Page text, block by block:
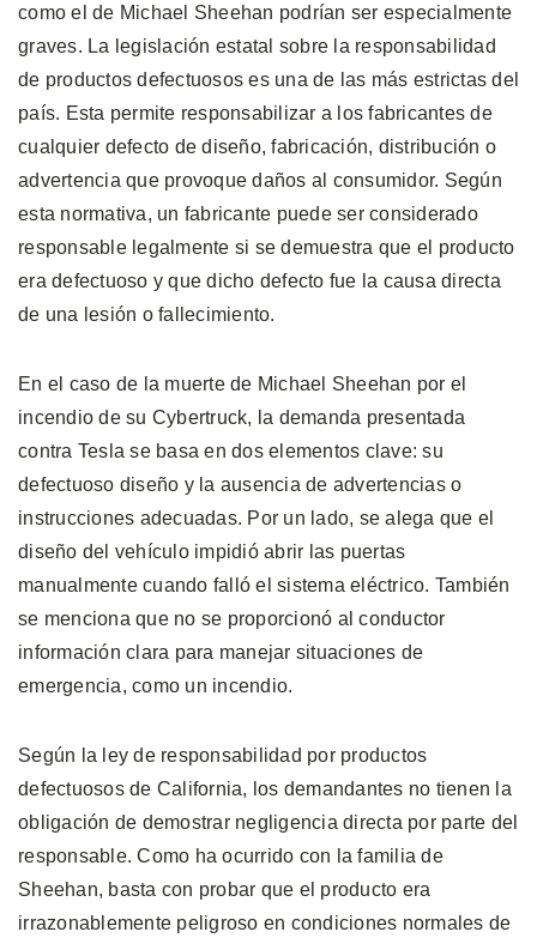
como el de Michael Sheehan podrían ser especialmente
graves. La legislación estatal sobre la responsabilidad
de productos defectuosos es una de las más estrictas del
país. Esta permite responsabilizar a los fabricantes de
cualquier defecto de diseño, fabricación, distribución o
advertencia que provoque daños al consumidor. Según
esta normativa, un fabricante puede ser considerado
responsable legalmente si se demuestra que el producto
era defectuoso y que dicho defecto fue la causa directa
de una lesión o fallecimiento.
En el caso de la muerte de Michael Sheehan por el
incendio de su Cybertruck, la demanda presentada
contra Tesla se basa en dos elementos clave: su
defectuoso diseño y la ausencia de advertencias o
instrucciones adecuadas. Por un lado, se alega que el
diseño del vehículo impidió abrir las puertas
manualmente cuando falló el sistema eléctrico. También
se menciona que no se proporcionó al conductor
información clara para manejar situaciones de
emergencia, como un incendio.
Según la ley de responsabilidad por productos
defectuosos de California, los demandantes no tienen la
obligación de demostrar negligencia directa por parte del
responsable. Como ha ocurrido con la familia de
Sheehan, basta con probar que el producto era
irrazonablemente peligroso en condiciones normales de